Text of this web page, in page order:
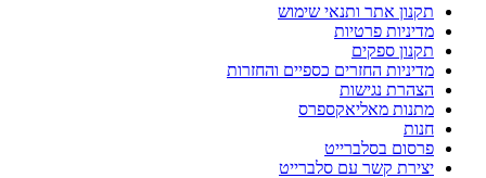
תקנון אתר ותנאי שימוש
מדיניות פרטיות
תקנון ספקים
מדיניות החזרים כספיים והחזרות
הצהרת נגישות
מתנות מאליאקספרס
חנות
פרסום בסלברייט
יצירת קשר עם סלברייט